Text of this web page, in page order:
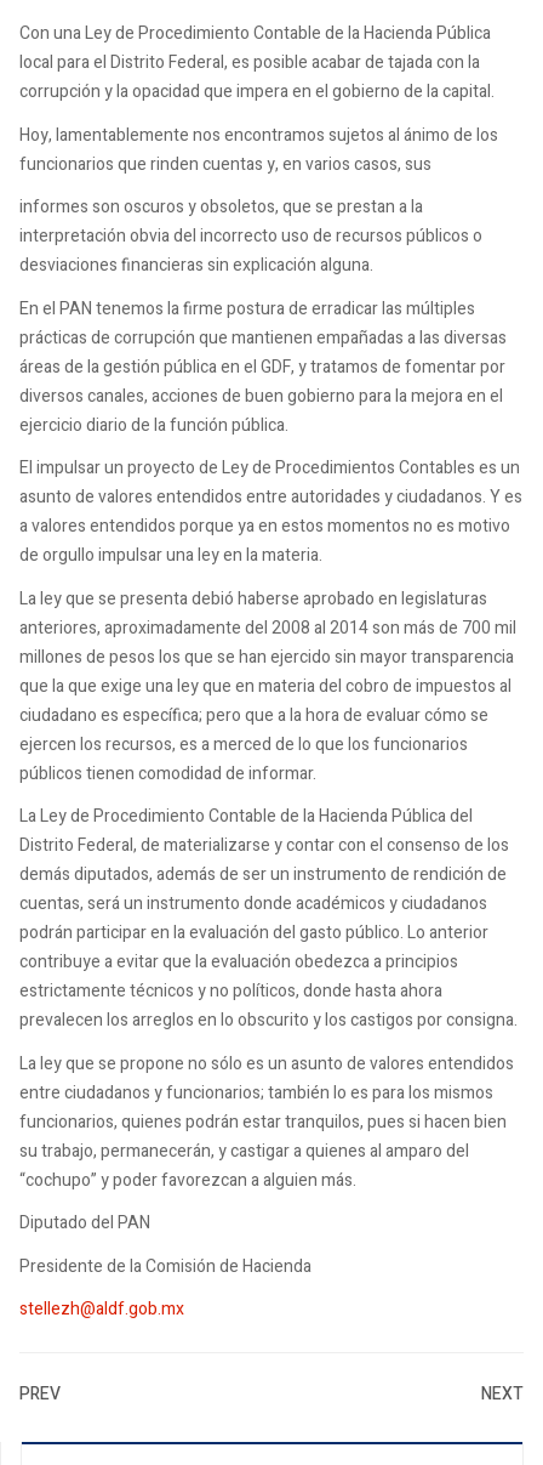
Con una Ley de Procedimiento Contable de la Hacienda Pública
local para el Distrito Federal, es posible acabar de tajada con la
corrupción y la opacidad que impera en el gobierno de la capital.
Hoy, lamentablemente nos encontramos sujetos al ánimo de los
funcionarios que rinden cuentas y, en varios casos, sus
informes son oscuros y obsoletos, que se prestan a la
interpretación obvia del incorrecto uso de recursos públicos o
desviaciones financieras sin explicación alguna.
En el PAN tenemos la firme postura de erradicar las múltiples
prácticas de corrupción que mantienen empañadas a las diversas
áreas de la gestión pública en el GDF, y tratamos de fomentar por
diversos canales, acciones de buen gobierno para la mejora en el
ejercicio diario de la función pública.
El impulsar un proyecto de Ley de Procedimientos Contables es un
asunto de valores entendidos entre autoridades y ciudadanos. Y es
a valores entendidos porque ya en estos momentos no es motivo
de orgullo impulsar una ley en la materia.
La ley que se presenta debió haberse aprobado en legislaturas
anteriores, aproximadamente del 2008 al 2014 son más de 700 mil
millones de pesos los que se han ejercido sin mayor transparencia
que la que exige una ley que en materia del cobro de impuestos al
ciudadano es específica; pero que a la hora de evaluar cómo se
ejercen los recursos, es a merced de lo que los funcionarios
públicos tienen comodidad de informar.
La Ley de Procedimiento Contable de la Hacienda Pública del
Distrito Federal, de materializarse y contar con el consenso de los
demás diputados, además de ser un instrumento de rendición de
cuentas, será un instrumento donde académicos y ciudadanos
podrán participar en la evaluación del gasto público. Lo anterior
contribuye a evitar que la evaluación obedezca a principios
estrictamente técnicos y no políticos, donde hasta ahora
prevalecen los arreglos en lo obscurito y los castigos por consigna.
La ley que se propone no sólo es un asunto de valores entendidos
entre ciudadanos y funcionarios; también lo es para los mismos
funcionarios, quienes podrán estar tranquilos, pues si hacen bien
su trabajo, permanecerán, y castigar a quienes al amparo del
“cochupo” y poder favorezcan a alguien más.
Diputado del PAN
Presidente de la Comisión de Hacienda
stellezh@aldf.gob.mx
PREV NEXT